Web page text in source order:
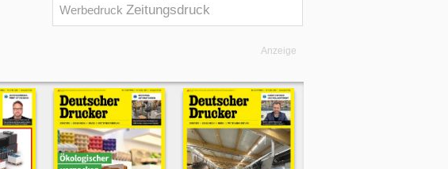
Werbedruck Zeitungsdruck
Anzeige